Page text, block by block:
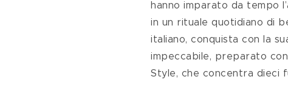
hanno imparato da tempo
in un rituale quotidiano di
italiano, conquista con la
impeccabile, preparato
Style, che concentra dieci